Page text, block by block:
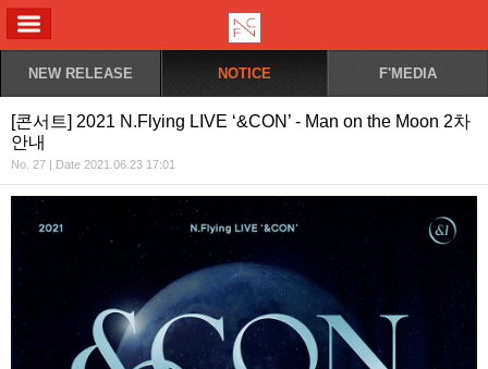
NEW RELEASE NOTICE F'MEDIA
[콘서트] 2021 N.Flying LIVE ‘&CON’ - Man on the Moon 2차
안내
No. 27 | Date 2021.06.23 17:01